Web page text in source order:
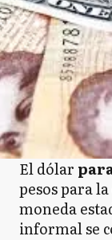
El dólar
pesos para
moneda
informal se